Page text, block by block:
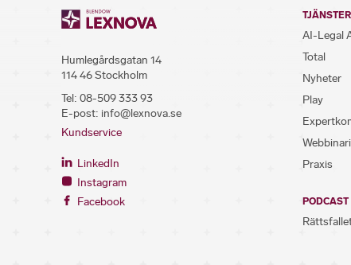
Humlegårdsgatan 14
114 46 Stockholm
Tel: 08-509 333 93
E-post: info@lexnova.se
Kundservice
LinkedIn
Instagram
Facebook
TJÄNSTER
AI-Legal
Total
Nyheter
Play
Praxis
PODCAST